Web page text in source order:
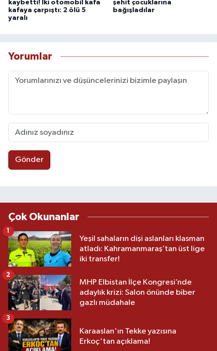
kaybetti! İki otomobil kafa
kafaya çarpıştı: 2 ölü 5
yaralı
şehit çocuklarına
bağışladılar
Yorumlar
Gönder
Çok Okunanlar
Yeşil sahaların dişi aslanları klasman
atladı: Kahramanmaraş’tan üst lige
iki transfer!
1
MHP Elbistan İlçe Kongresi’nde
adaylık krizi: Salon önünde biber
gazlı müdahale
2
Karaaslan'ın Tekke yazısına
Erkoç'tan açıklama!
3